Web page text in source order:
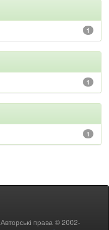
1
1
1
Авторські права © 2002-